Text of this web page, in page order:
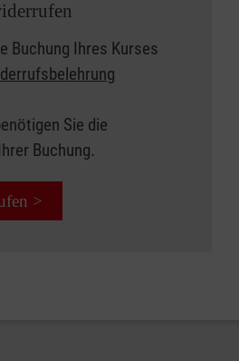
Buchung Ihres Kurses
Sie die
Buchung.
>